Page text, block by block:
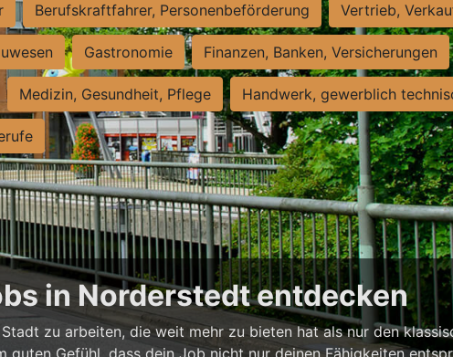
Berufskraftfahrer, Personenbeförderung Vertrieb,
Gastronomie Finanzen, Banken, Versicherungen
Medizin, Gesundheit, Pflege Handwerk, gewerblich
in Norderstedt entdecken
zu arbeiten, die weit mehr zu bieten hat als nur den